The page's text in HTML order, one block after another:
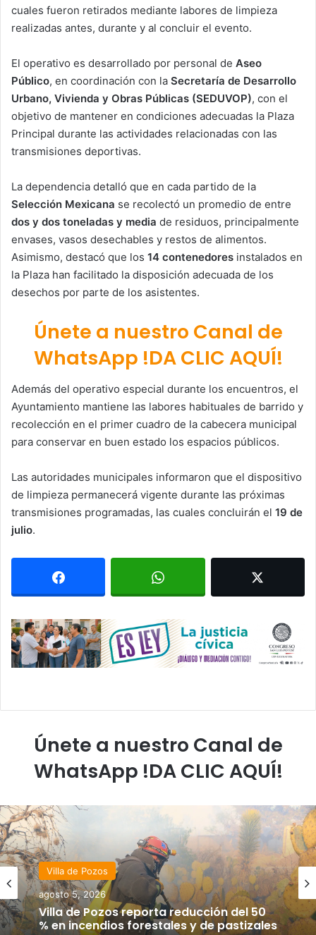
cuales fueron retirados mediante labores de limpieza
realizadas antes, durante y al concluir el evento.
El operativo es desarrollado por personal de Aseo
Público, en coordinación con la Secretaría de Desarrollo
Urbano, Vivienda y Obras Públicas (SEDUVOP), con el
objetivo de mantener en condiciones adecuadas la Plaza
Principal durante las actividades relacionadas con las
transmisiones deportivas.
La dependencia detalló que en cada partido de la
Selección Mexicana se recolectó un promedio de entre
dos y dos toneladas y media de residuos, principalmente
envases, vasos desechables y restos de alimentos.
Asimismo, destacó que los 14 contenedores instalados en
la Plaza han facilitado la disposición adecuada de los
desechos por parte de los asistentes.
Únete a nuestro Canal de
WhatsApp !DA CLIC AQUÍ!
Además del operativo especial durante los encuentros, el
Ayuntamiento mantiene las labores habituales de barrido y
recolección en el primer cuadro de la cabecera municipal
para conservar en buen estado los espacios públicos.
Las autoridades municipales informaron que el dispositivo
de limpieza permanecerá vigente durante las próximas
transmisiones programadas, las cuales concluirán el 19 de
julio.
Únete a nuestro Canal de
WhatsApp !DA CLIC AQUÍ!
Villa de Pozos
agosto 5, 2026
Villa de Pozos reporta reducción del 50
% en incendios forestales y de pastizales